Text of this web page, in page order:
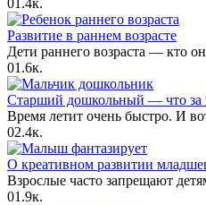
Развитие в раннем возрасте
Дети раннего возраста — кто
01.6к.
Старший дошкольный — что за
Время летит очень быстро. И
02.4к.
О креативном развитии
Взрослые часто запрещают
01.9к.